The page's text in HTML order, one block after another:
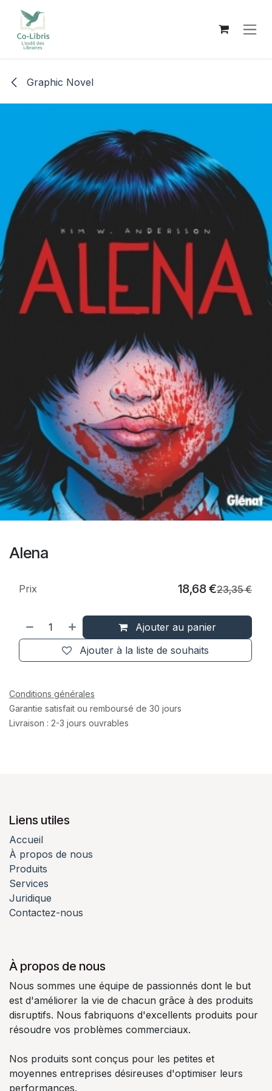
Se rendre au contenu
Graphic Novel
Alena
Ajouter au panier
Ajouter à la liste de souhaits
Prix 18,68€23,35€
Conditions générales
Garantie satisfait ou remboursé de 30 jours
Livraison : 2-3 jours ouvrables
Liens utiles
Accueil
À propos de nous
Produits
Services
Juridique
Contactez-nous
À propos de nous
Nous sommes une équipe de passionnés dont le but
est d'améliorer la vie de chacun grâce à des produits
disruptifs. Nous fabriquons d'excellents produits pour
résoudre vos problèmes commerciaux.
Nos produits sont conçus pour les petites et
moyennes entreprises désireuses d'optimiser leurs
performances.